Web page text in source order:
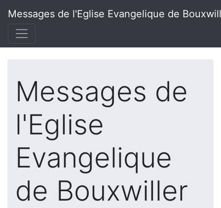
Messages de l'Eglise Evangelique de
Messages de
l'Eglise
Evangelique
de Bouxwiller